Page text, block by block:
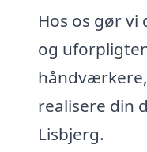
Hos os gør
og
realisere din
Lisbjerg.